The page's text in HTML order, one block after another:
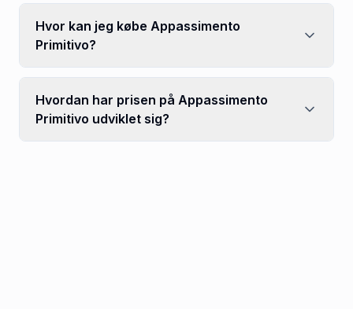
Hvor kan jeg købe Appassimento
Primitivo?
Hvordan har prisen på Appassimento
Primitivo udviklet sig?